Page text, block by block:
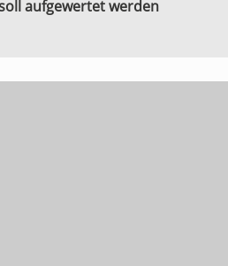
aufgewertet werden